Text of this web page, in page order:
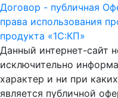
Договор - публичная
права использования
продукта «1С:КП»
Данный интернет-сайт
исключительно
характер и ни при
является публичной